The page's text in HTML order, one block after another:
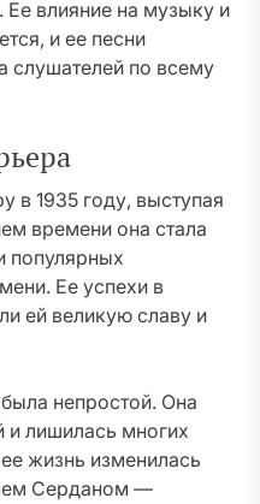
Ее влияние на музыку и
и ее песни
слушателей по всему
в 1935 году, выступая
времени она стала
популярных
Ее успехи в
ей великую славу и
непростой. Она
и лишилась многих
жизнь изменилась
Серданом —